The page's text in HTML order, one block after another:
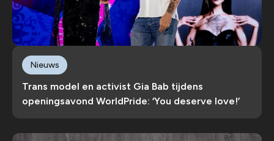
Trans model en activist Gia Bab tijdens
openingsavond WorldPride: ‘You deserve love!’
Nieuws